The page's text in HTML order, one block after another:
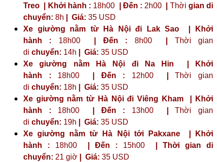
Treo | Khởi hành : 18h00 | Đến : 2h00 Thời gian di
chuyển: 8h Giá: 35 USD
Xe giường nằm từ Hà Nội đi Lak Sao | Khởi
hành : 18h00| Đến : 8h00| Thời gian
di chuyển: 14h Giá: 35 USD
Xe giường nằm Hà Nội đi Na Hin | Khởi
hành : 18h00 | Đến : 12h00|Thời gian
di chuyển: 18h Giá: 35 USD
Xe giường nằm từ Hà Nội đi Viêng Kham | Khởi
hành : 18h00 | Đến : 13h00|Thời gian
di chuyển: 19h Giá: 35 USD
Xe giường nằm từ Hà Nội tới Pakxane | Khởi
hành : 18h00 | Đến : 15h00 | Thời gian di
chuyển: 21 giờ | Giá: 35 USD